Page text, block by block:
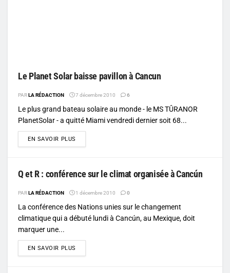
Le Planet Solar baisse pavillon à Cancun
PARLA RÉDACTION 7 décembre 2010 6
Le plus grand bateau solaire au monde - le MS TÛRANOR
PlanetSolar - a quitté Miami vendredi dernier soit 68...
EN SAVOIR PLUS
Q et R : conférence sur le climat organisée à Cancún
PARLA RÉDACTION 1 décembre 2010 0
La conférence des Nations unies sur le changement
climatique qui a débuté lundi à Cancún, au Mexique, doit
marquer une...
EN SAVOIR PLUS